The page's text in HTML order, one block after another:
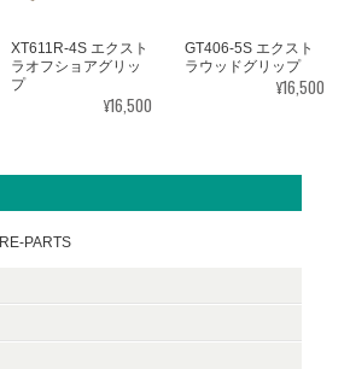
XT611R-4S エクスト
ラオフショアグリッ
プ
¥16,500
GT406-5S エクスト
ラウッドグリップ
¥16,500
PARTS